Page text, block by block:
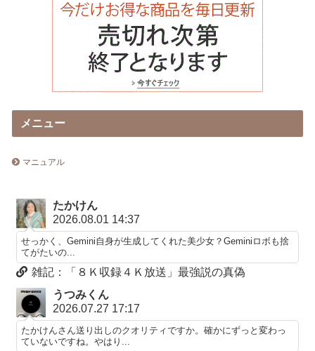
メニュー
マニュアル
たかけん
2026.08.01 14:37
せっかく、Gemini自身が生成してくれた美少女？Geminiロボも捨
てがたいの...
雑記：「８Ｋ収録４Ｋ放送」最強説の真偽
うつみくん
2026.07.27 17:17
たかけんさん送り出しのクオリティですか。確かにずっと変わっ
ていないですね。やはり...